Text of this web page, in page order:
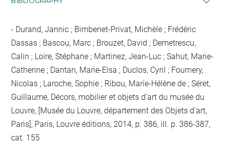
Durand, Jannic ; Bimbenet-Privat, Michèle ; Frédéric
Dassas ; Bascou, Marc ; Brouzet, David ; Demetrescu,
Calin ; Loire, Stéphane ; Martinez, Jean-Luc ; Sahut, Marie-
Catherine ; Dantan, Marie-Elsa ; Duclos, Cyril ; Fournery,
Nicolas ; Laroche, Sophie ; Ribou, Marie-Hélène de ; Séret,
Guillaume, Décors, mobilier et objets d'art du musée du
Louvre, [Musée du Louvre, département des Objets d'art,
Paris], Paris, Louvre éditions, 2014, p. 386, ill. p. 386-387,
cat. 155